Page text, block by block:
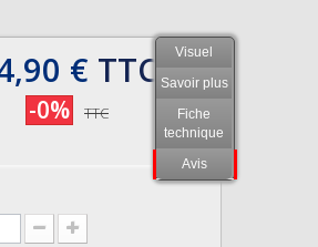
Visuel
Savoir plus
Fiche
technique
Avis
€ TTC
-0% TTC